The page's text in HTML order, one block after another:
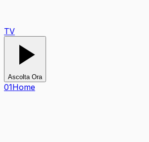
Ascolta Ora
01Home